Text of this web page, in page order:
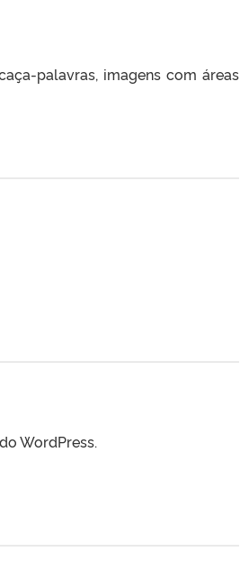
palavras, imagens com áreas
WordPress.